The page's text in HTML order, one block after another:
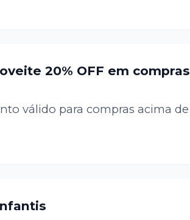
20% OFF em compras
válido para compras acima de